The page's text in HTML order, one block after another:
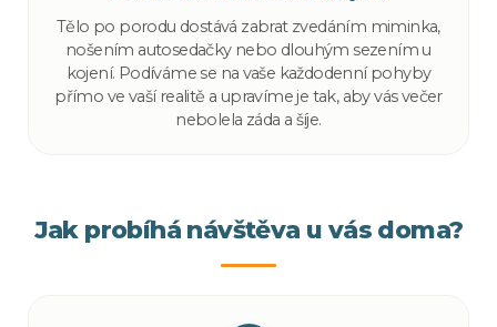
Tělo po porodu dostává zabrat zvedáním miminka,
nošením autosedačky nebo dlouhým sezením u
kojení. Podíváme se na vaše každodenní pohyby
přímo ve vaší realitě a upravíme je tak, aby vás večer
nebolela záda a šíje.
Jak probíhá návštěva u vás doma?